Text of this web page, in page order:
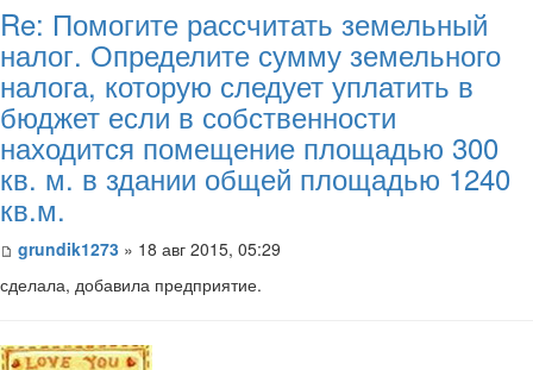
Re: Помогите рассчитать земельный
налог. Определите сумму земельного
налога, которую следует уплатить в
бюджет если в собственности
находится помещение площадью 300
кв. м. в здании общей площадью 1240
кв.м.
grundik1273 » 18 авг 2015, 05:29
сделала, добавила предприятие.